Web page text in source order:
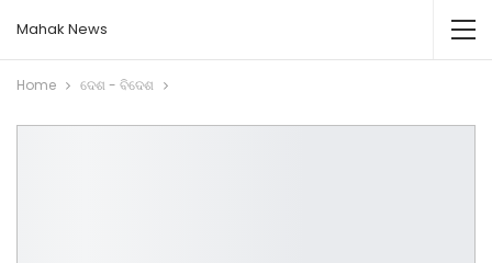
Mahak News
Home ଦେଶ - ବିଦେଶ